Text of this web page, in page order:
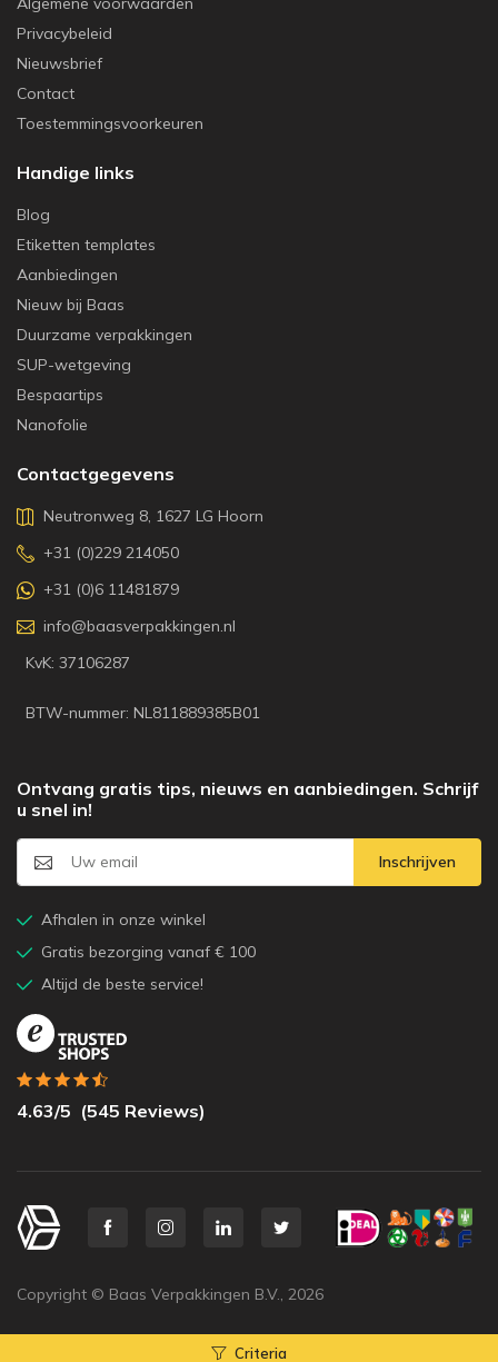
Criteria
Privacybeleid
Nieuwsbrief
Contact
Toestemmingsvoorkeuren
Handige links
Blog
Etiketten templates
Aanbiedingen
Nieuw bij Baas
Duurzame verpakkingen
SUP-wetgeving
Bespaartips
Nanofolie
Contactgegevens
Neutronweg 8, 1627 LG Hoorn
+31 (0)229 214050
+31 (0)6 11481879
info@baasverpakkingen.nl
KvK: 37106287
BTW-nummer: NL811889385B01
Ontvang gratis tips, nieuws en aanbiedingen. Schrijf
u snel in!
Inschrijven
Afhalen in onze winkel
Gratis bezorging vanaf € 100
Altijd de beste service!
4.63/5 (545 Reviews)
Copyright © Baas Verpakkingen B.V., 2026